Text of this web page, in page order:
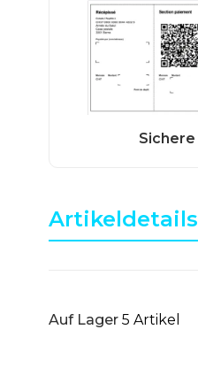
Artikeldetails
Auf Lager 5 Artikel